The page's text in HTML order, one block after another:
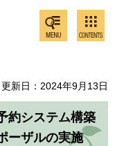
ンツメ
ニュー
共通メ
ニュー
更新日：2024年9月13日
約システム構築
ーザルの実施